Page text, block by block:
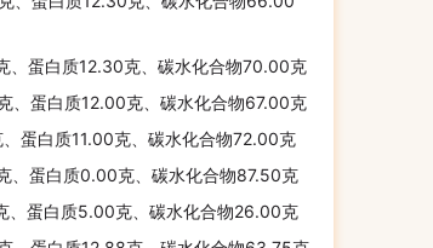
蛋白质12.30克、碳水化合物70.00克
蛋白质12.00克、碳水化合物67.00克
蛋白质11.00克、碳水化合物72.00克
、蛋白质0.00克、碳水化合物87.50克
、蛋白质5.00克、碳水化合物26.00克